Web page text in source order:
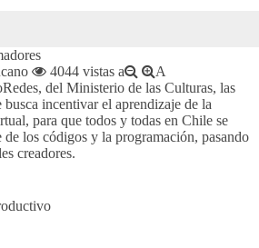
4044 vistas a
A
del Ministerio de las Culturas, las
incentivar el aprendizaje de la
para que todos y todas en Chile se
los códigos y la programación, pasando
creadores.